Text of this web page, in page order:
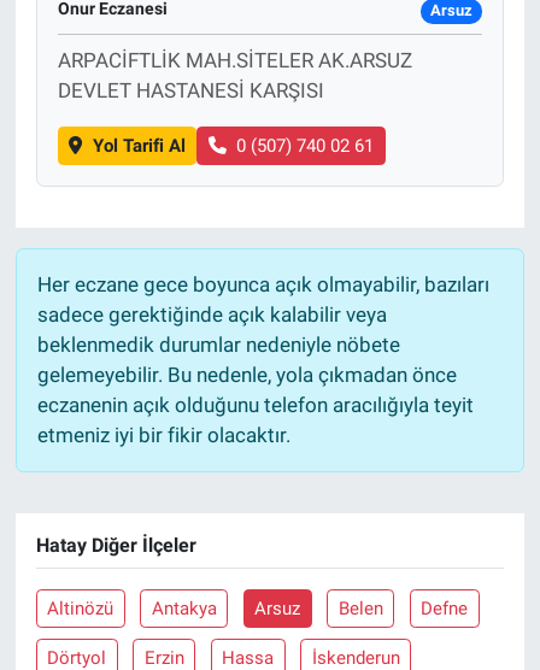
Onur Eczanesi Arsuz
ARPACİFTLİK MAH.SİTELER AK.ARSUZ
DEVLET HASTANESİ KARŞISI
Yol Tarifi Al 0 (507) 740 02 61
Her eczane gece boyunca açık olmayabilir, bazıları
sadece gerektiğinde açık kalabilir veya
beklenmedik durumlar nedeniyle nöbete
gelemeyebilir. Bu nedenle, yola çıkmadan önce
eczanenin açık olduğunu telefon aracılığıyla teyit
etmeniz iyi bir fikir olacaktır.
Hatay Diğer İlçeler
Altinözü Antakya Arsuz Belen Defne
Dörtyol Erzin Hassa İskenderun